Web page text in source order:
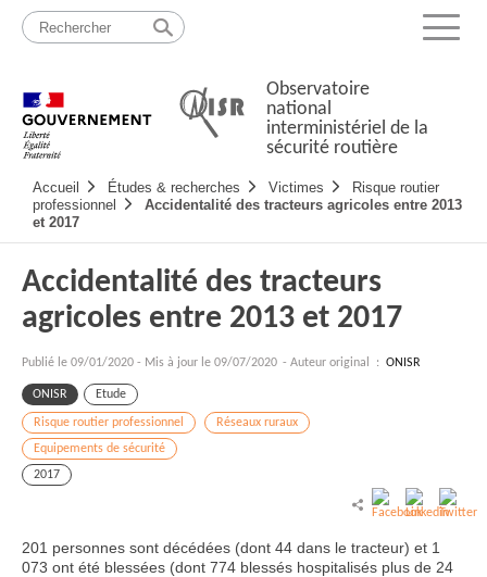
Passer
contenu
Menu
Observatoire
national
interministériel de la
sécurité routière
principale
Accueil Études & recherches Victimes
Risque routier
professionnel
Accidentalité des tracteurs agricoles entre 2013
et 2017
Accidentalité des tracteurs
agricoles entre 2013 et 2017
Publié le 09/01/2020 - Mis à jour le 09/07/2020 - Auteur original : ONISR
ONISR Etude
Risque routier professionnel
Réseaux ruraux
Equipements de sécurité
2017
201 personnes sont décédées (dont 44 dans le tracteur) et 1
073 ont été blessées (dont 774 blessés hospitalisés plus de 24